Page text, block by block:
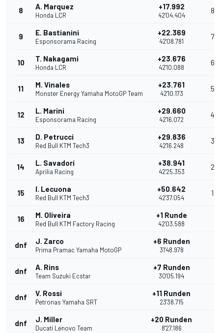
8 A. Marquez
Honda LCR
+17.992
42'04.404
8
9 E. Bastianini
Esponsorama Racing
+22.369
42'08.781
7
10 T. Nakagami
Honda LCR
+23.676
42'10.088
6
11 M. Vinales
Monster Energy Yamaha MotoGP Team
+23.761
42'10.173
5
12 L. Marini
Esponsorama Racing
+29.660
42'16.072
4
13 D. Petrucci
Red Bull KTM Tech3
+29.836
42'16.248
3
14 L. Savadori
Aprilia Racing
+38.941
42'25.353
2
15 I. Lecuona
Red Bull KTM Tech3
+50.642
42'37.054
1
16 M. Oliveira
Red Bull KTM Factory Racing
+1 Runde
42'03.588
dnf J. Zarco
Prima Pramac Yamaha MotoGP
+6 Runden
31'48.978
dnf A. Rins
Team Suzuki Ecstar
+7 Runden
30'05.194
dnf V. Rossi
Petronas Yamaha SRT
+11 Runden
23'38.715
dnf J. Miller
Ducati Lenovo Team
+20 Runden
8'27.186